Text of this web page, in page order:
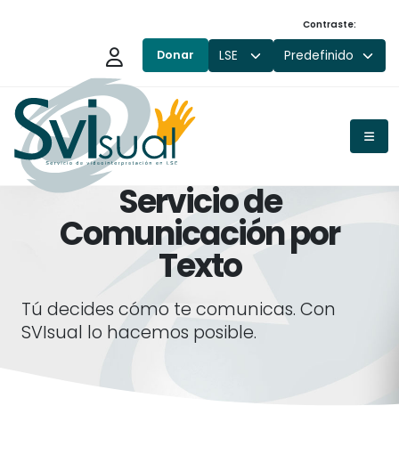
Donar
Contraste:
Servicio de
Comunicación por
Texto
Tú decides cómo te comunicas. Con
SVIsual lo hacemos posible.